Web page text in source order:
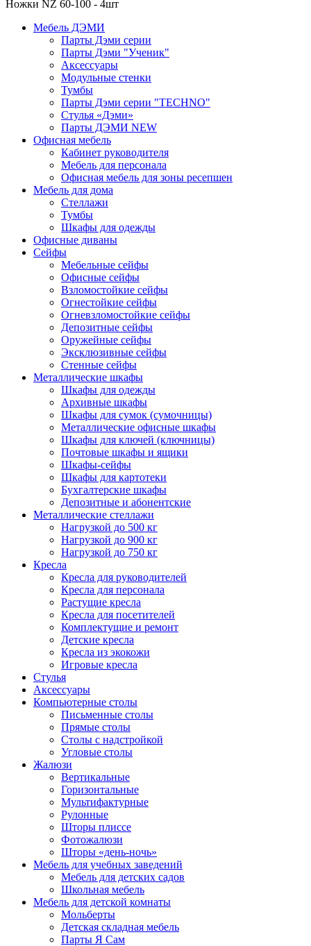
Ножки NZ 60-100 - 4шт
Мебель ДЭМИ
Парты Дэми серии
Парты Дэми "Ученик"
Аксессуары
Модульные стенки
Тумбы
Парты Дэми серии "TECHNO"
Стулья «Дэми»
Парты ДЭМИ NEW
Офисная мебель
Кабинет руководителя
Мебель для персонала
Офисная мебель для зоны ресепшен
Мебель для дома
Стеллажи
Тумбы
Шкафы для одежды
Офисные диваны
Сейфы
Мебельные сейфы
Офисные сейфы
Взломостойкие сейфы
Огнестойкие сейфы
Огневзломостойкие сейфы
Депозитные сейфы
Оружейные сейфы
Эксклюзивные сейфы
Стенные сейфы
Металлические шкафы
Шкафы для одежды
Архивные шкафы
Шкафы для сумок (сумочницы)
Металлические офисные шкафы
Шкафы для ключей (ключницы)
Почтовые шкафы и ящики
Шкафы-сейфы
Шкафы для картотеки
Бухгалтерские шкафы
Депозитные и абонентские
Металлические стеллажи
Нагрузкой до 500 кг
Нагрузкой до 900 кг
Нагрузкой до 750 кг
Кресла
Кресла для руководителей
Кресла для персонала
Растущие кресла
Кресла для посетителей
Комплектущие и ремонт
Детские кресла
Кресла из экокожи
Игровые кресла
Стулья
Аксессуары
Компьютерные столы
Письменные столы
Прямые столы
Столы с надстройкой
Угловые столы
Жалюзи
Вертикальные
Горизонтальные
Мультифактурные
Рулонные
Шторы плиссе
Фотожалюзи
Шторы «день-ночь»
Мебель для учебных заведений
Мебель для детских садов
Школьная мебель
Мебель для детской комнаты
Мольберты
Детская складная мебель
Парты Я Сам